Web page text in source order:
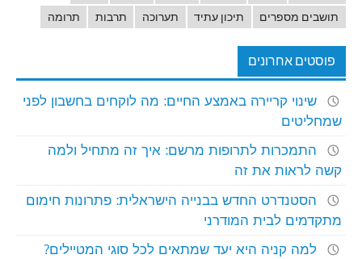
תושבים מספרים
תיכון עתיד תערוכה תרבות תרומה
פוסטים אחרונים
שינוי קריירה באמצע החיים: מה לוקחים בחשבון לפני
שמחליטים
התמכרות לתרופות מרשם: איך זה מתחיל ולמה
קשה לראות את זה
הסטנדרט החדש בבנייה הישראלית: פתרונות חימום
מתקדמים לבית המודרני
למה קניה היא יעד שמתאים לכל סוגי המטיילים?